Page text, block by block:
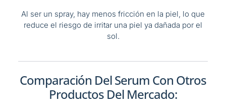
Al ser un spray, hay menos fricción en la piel, lo que
reduce el riesgo de irritar una piel ya dañada por el
sol.
Comparación Del Serum Con Otros
Productos Del Mercado: